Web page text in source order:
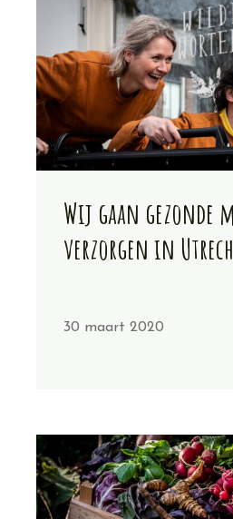
Wij gaan gezonde
verzorgen in
30 maart 2020